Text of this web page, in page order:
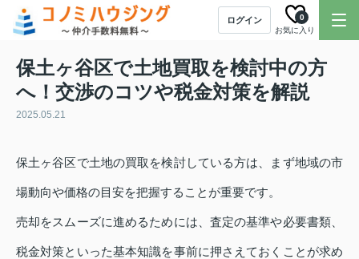
ログイン
お気に入り
0
保土ヶ谷区で土地買取を検討中の方
へ！交渉のコツや税金対策を解説
2025.05.21
保土ヶ谷区で土地の買取を検討している方は、まず地域の市
場動向や価格の目安を把握することが重要です。
売却をスムーズに進めるためには、査定の基準や必要書類、
税金対策といった基本知識を事前に押さえておくことが求め